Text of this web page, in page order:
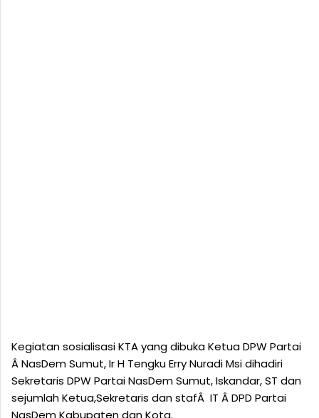
Kegiatan sosialisasi KTA yang dibuka Ketua DPW Partai
Â NasDem Sumut, Ir H Tengku Erry Nuradi Msi dihadiri
Sekretaris DPW Partai NasDem Sumut, Iskandar, ST dan
sejumlah Ketua,Sekretaris dan stafÂ IT Â DPD Partai
NasDem Kabupaten dan Kota.